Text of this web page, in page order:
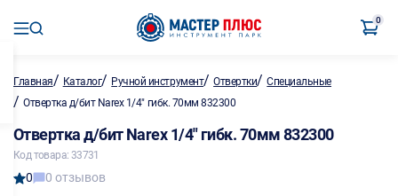
0
Главная/ Каталог/ Ручной инструмент/Отвертки/Специальные
/ Отвертка д/бит Narex 1/4" гибк. 70мм 832300
Отвертка д/бит Narex 1/4" гибк. 70мм 832300
Код товара: 33731
0 0 отзывов